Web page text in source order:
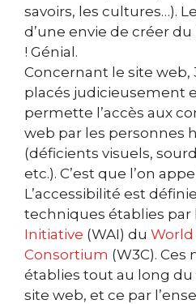
savoirs, les cultures…).
d’une envie de créer
! Génial.
Concernant le site
placés judicieusement
permette l’accès aux
web par les personnes
(déficients visuels,
etc.). C’est que l’on
L’accessibilité est
techniques établies par
Initiative (WAI) du World
Consortium (W3C).
établies tout au long du
site web, et ce par